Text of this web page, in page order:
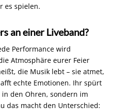
es spielen.
an einer Liveband?
Performance wird
Atmosphäre eurer Feier
die Musik lebt – sie atmet,
echte Emotionen. Ihr spürt
den Ohren, sondern im
das macht den Unterschied: